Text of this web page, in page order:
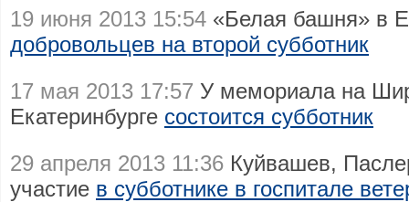
19 июня 2013 15:54 «Белая башня» в
добровольцев на второй субботник
17 мая 2013 17:57 У мемориала на
Екатеринбурге состоится субботник
29 апреля 2013 11:36 Куйвашев,
участие в субботнике в госпитале